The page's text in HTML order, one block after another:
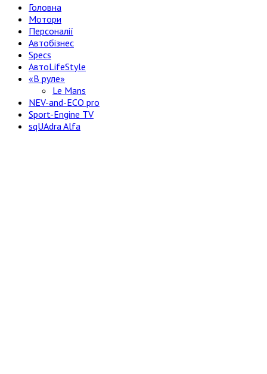
Головна
Мотори
Персоналії
Автобізнес
Specs
АвтоLifeStyle
«В руле»
Le Mans
NEV-and-ECO pro
Sport-Engine TV
sqUAdra Alfa